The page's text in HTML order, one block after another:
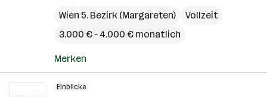
Wien 5. Bezirk (Margareten)
Vollzeit
3.000 € – 4.000 € monatlich
Merken
Einblicke